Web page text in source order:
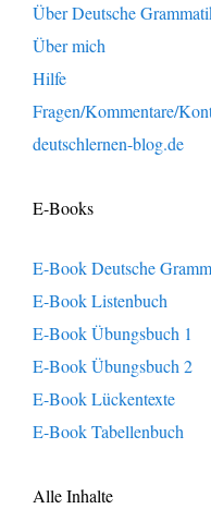
Über Deutsche
Über mich
Hilfe
Fragen/Kommentare/
deutschlernen-blog.de
E-Books
E-Book Deutsche
E-Book Listenbuch
E-Book Übungsbuch 1
E-Book Übungsbuch 2
E-Book Lückentexte
E-Book Tabellenbuch
Alle Inhalte